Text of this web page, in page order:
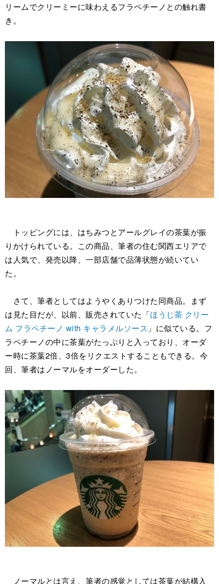
リームでクリーミーに味わえるフラペチーノとの触れ書
き。
トッピングには、はちみつとアールグレイの茶葉が振
りかけられている。この商品、筆者の住む関西エリアで
は人気で、発売以降、一部店舗で品薄状態が続いてい
た。
さて、筆者としてはようやくありつけた同商品。まず
は見た目だが、以前、販売されていた「ほうじ茶 クリー
ム フラペチーノ with キャラメルソース 」に似ている。フ
ラペチーノの中に茶葉がたっぷりと入っており、オーダ
ー時に茶葉2倍、3倍をリクエストすることもできる。今
回、筆者はノーマルをオーダーした。
ノーマルとは言え、筆者の感覚としては茶葉が結構入